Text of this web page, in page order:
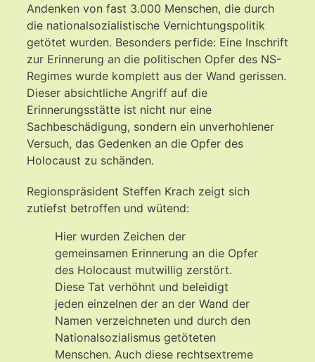
Andenken von fast 3.000 Menschen, die durch
die nationalsozialistische Vernichtungspolitik
getötet wurden. Besonders perfide: Eine Inschrift
zur Erinnerung an die politischen Opfer des NS-
Regimes wurde komplett aus der Wand gerissen.
Dieser absichtliche Angriff auf die
Erinnerungsstätte ist nicht nur eine
Sachbeschädigung, sondern ein unverhohlener
Versuch, das Gedenken an die Opfer des
Holocaust zu schänden.
Regionspräsident Steffen Krach zeigt sich
zutiefst betroffen und wütend:
Hier wurden Zeichen der
gemeinsamen Erinnerung an die Opfer
des Holocaust mutwillig zerstört.
Diese Tat verhöhnt und beleidigt
jeden einzelnen der an der Wand der
Namen verzeichneten und durch den
Nationalsozialismus getöteten
Menschen. Auch diese rechtsextreme